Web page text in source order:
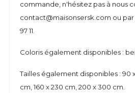
commande, n'hésitez pas à nous
contact@maisonsersk.com ou
97 11.
Coloris également disponibles :
Tailles également disponibles : 90
cm, 160 x 230 cm, 200 x 300 cm.